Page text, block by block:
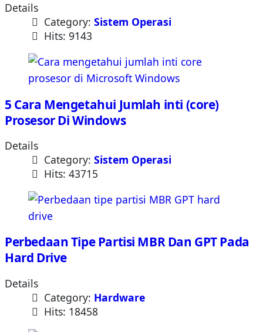
Details
Category: Sistem Operasi
Hits: 9143
5 Cara Mengetahui Jumlah inti (core)
Prosesor Di Windows
Details
Category: Sistem Operasi
Hits: 43715
Perbedaan Tipe Partisi MBR Dan GPT Pada
Hard Drive
Details
Category: Hardware
Hits: 18458